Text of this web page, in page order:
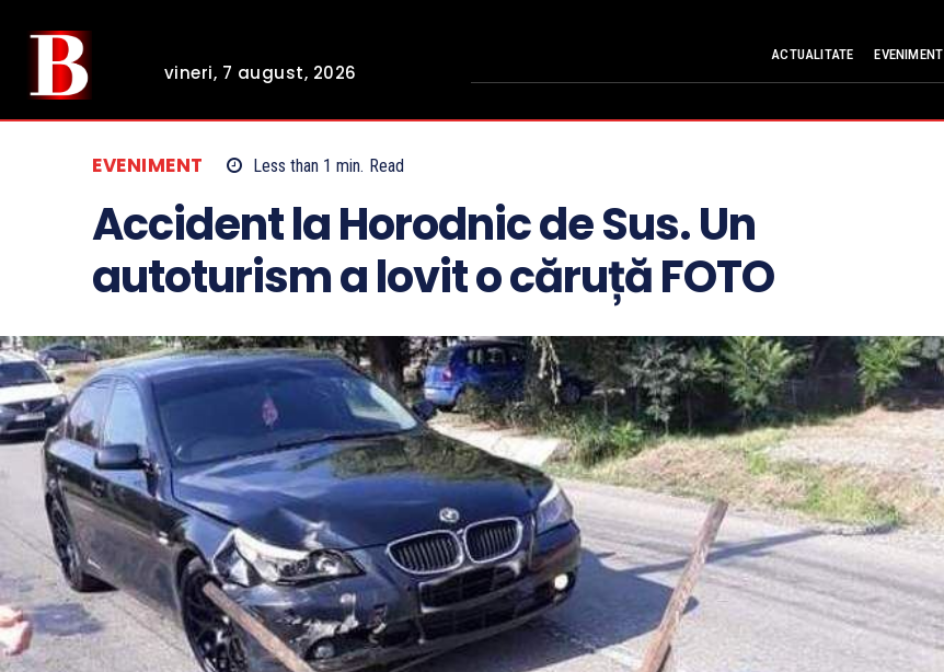
vineri, 7 august, 2026
ACTUALITATE EVENIMENT
EVENIMENT Less than 1 min. Read
Accident la Horodnic de Sus. Un
autoturism a lovit o căruță FOTO